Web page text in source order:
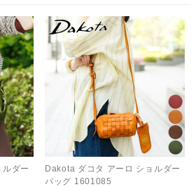
ダー
Dakota ダコタ アーロ ショルダー
バッグ 1601085